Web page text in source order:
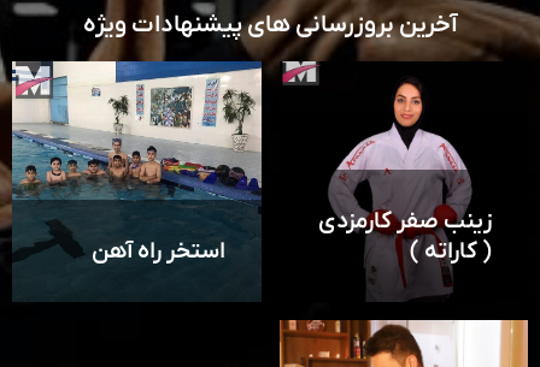
آخرین بروزرسانی های پیشنهادات ویژه
زینب صفر کارمزدی
( کاراته )
استخر راه آهن